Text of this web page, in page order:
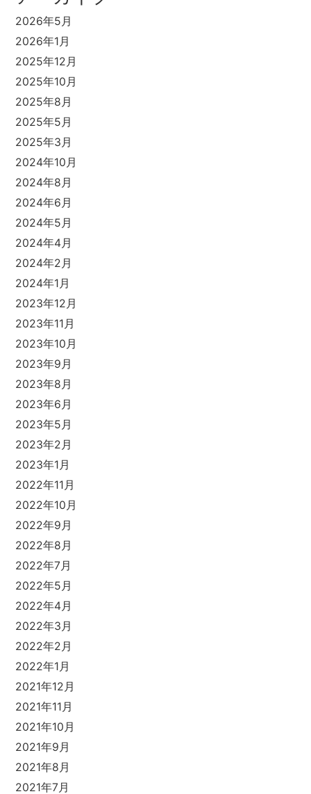
2026年5月
2026年1月
2025年12月
2025年10月
2025年8月
2025年5月
2025年3月
2024年10月
2024年8月
2024年6月
2024年5月
2024年4月
2024年2月
2024年1月
2023年12月
2023年11月
2023年10月
2023年9月
2023年8月
2023年6月
2023年5月
2023年2月
2023年1月
2022年11月
2022年10月
2022年9月
2022年8月
2022年7月
2022年5月
2022年4月
2022年3月
2022年2月
2022年1月
2021年12月
2021年11月
2021年10月
2021年9月
2021年8月
2021年7月